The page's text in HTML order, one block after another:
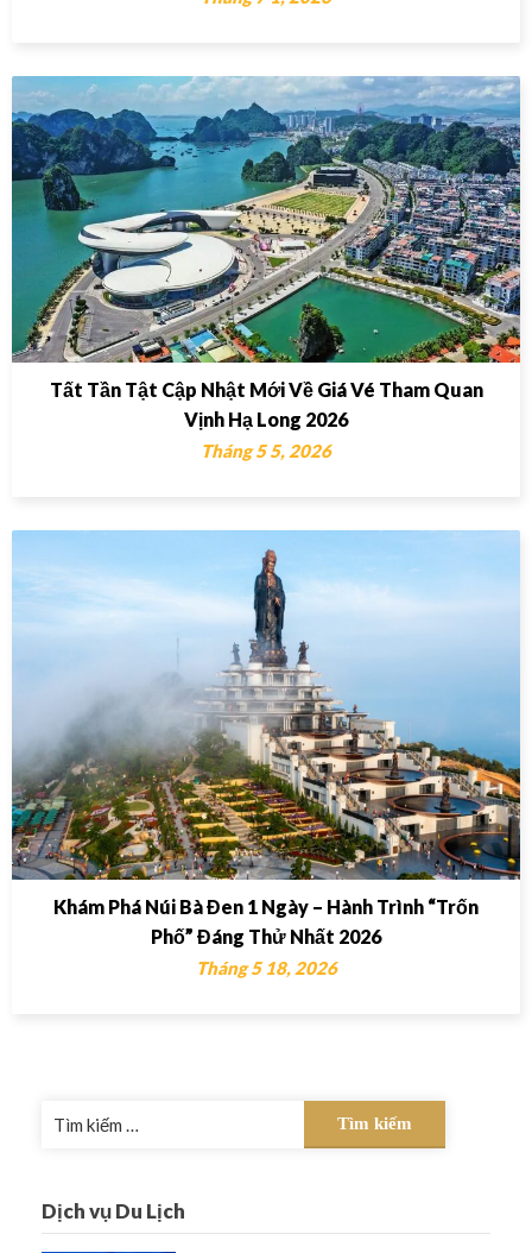
Tất Tần Tật Cập Nhật Mới Về Giá Vé Tham Quan
Vịnh Hạ Long 2026
Tháng 5 5, 2026
Khám Phá Núi Bà Đen 1 Ngày – Hành Trình “Trốn
Phố” Đáng Thử Nhất 2026
Tháng 5 18, 2026
Dịch vụ Du Lịch